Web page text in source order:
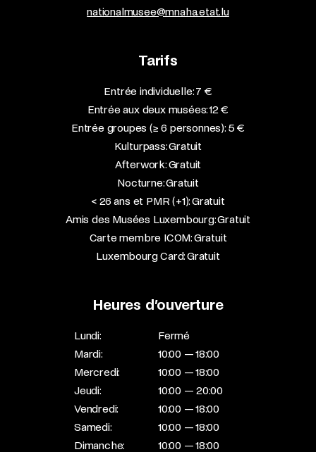
nationalmusee@mnaha.etat.lu
Tarifs
Entrée individuelle: 7 €
Entrée aux deux musées: 12 €
Entrée groupes (≥ 6 personnes): 5 €
Kulturpass: Gratuit
Afterwork: Gratuit
Nocturne: Gratuit
< 26 ans et PMR (+1): Gratuit
Amis des Musées Luxembourg: Gratuit
Carte membre ICOM: Gratuit
Luxembourg Card: Gratuit
Heures d’ouverture
Lundi:
Fermé
Mardi:
10:00 — 18:00
Mercredi:
10:00 — 18:00
Jeudi:
10:00 — 20:00
Vendredi:
10:00 — 18:00
Samedi:
10:00 — 18:00
Dimanche:
10:00 — 18:00